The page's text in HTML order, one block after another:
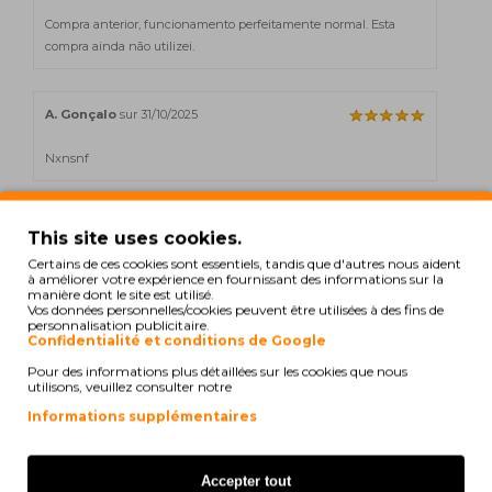
Compra anterior, funcionamento perfeitamente normal. Esta
compra ainda não utilizei.
A. Gonçalo sur 31/10/2025
Nxnsnf
Nxnsnf
N. Catarinasur 26/04/2025
Relativa à qualidade/preço, os tinteiros são muito bons. Há muito
tipo de problemas.
This site uses cookies.
Certains de ces cookies sont essentiels, tandis que d'autres nous aident
à améliorer votre expérience en fournissant des informations sur la
manière dont le site est utilisé.
Vos données personnelles/cookies peuvent être utilisées à des fins de
personnalisation publicitaire.
Confidentialité et conditions de Google
Pour des informations plus détaillées sur les cookies que nous
utilisons, veuillez consulter notre
Informations supplémentaires
Accepter tout